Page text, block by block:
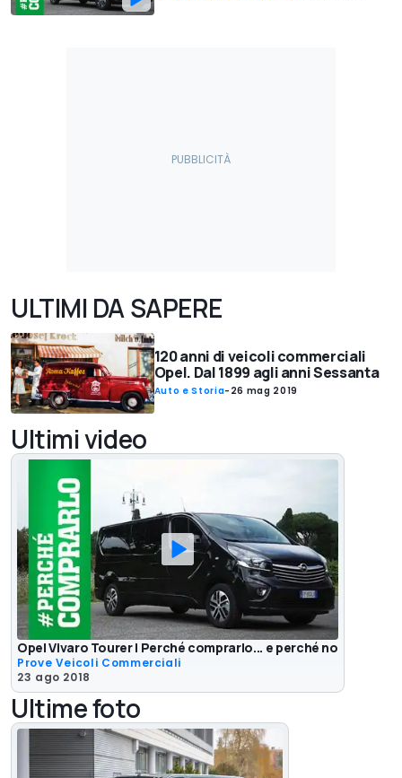
ULTIMI DA SAPERE
120 anni di veicoli commerciali
Opel. Dal 1899 agli anni Sessanta
Auto e Storia- 26 mag 2019
Ultimi video
Opel Vivaro Tourer | Perché comprarlo... e perché no
Prove Veicoli Commerciali
23 ago 2018
Ultime foto